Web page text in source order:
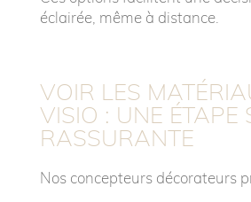
éclairée, même à distance.
VOIR LES
VISIO : UNE ÉTAPE
RASSURANTE
Nos concepteurs décorateurs